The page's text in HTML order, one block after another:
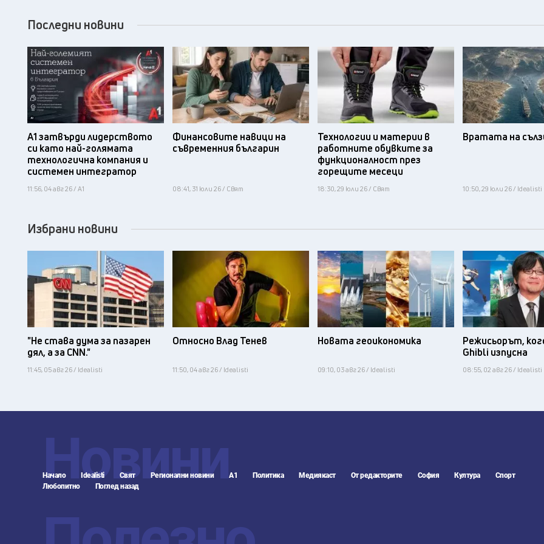
Последни новини
А1 затвърди лидерството
си като най-голямата
технологична компания и
системен интегратор
11:56, 04 авг 26 / А1
Финансовите навици на
съвременния българин
08:41, 31 юли 26 / Свят
Технологии и материи в
работните обувките за
функционалност през
горещите месеци
18:30, 29 юли 26 / Свят
Вратата на
10:50, 29 юли 26 / Idealisti
Избрани новини
"Не става дума за пазарен
дял, а за CNN."
11:45, 05 авг 26 / Idealisti
Относно Влад Тенев
11:50, 04 авг 26 / Idealisti
Новата геоикономика
09:10, 03 авг 26 / Idealisti
Режисьорът,
Ghibli изпусна
08:55, 02 авг 26 / Idealisti
Новини
Начало Idealisti Свят Регионални новини А1 Политика Медиякаст От редакторите София Култура
Спорт
Любопитно
Поглед назад